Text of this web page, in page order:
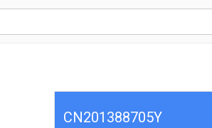
CN201388705Y